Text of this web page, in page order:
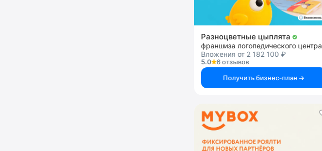
Разноцветные цыплята
франшиза логопедического центра
Вложения от 2 182 100 ₽
5.0
6 отзывов
Получить бизнес-план